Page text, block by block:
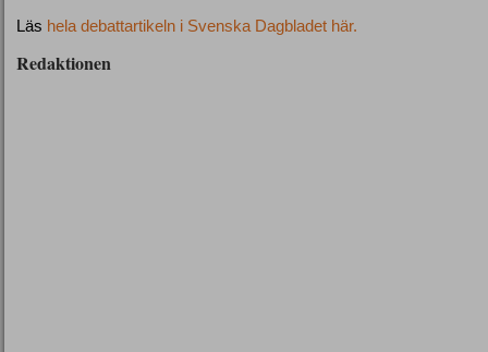
Läs hela debattartikeln i Svenska Dagbladet här.
Redaktionen